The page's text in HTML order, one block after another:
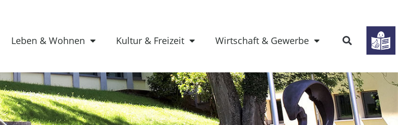
Leben & Wohnen Kultur & Freizeit Wirtschaft & Gewerbe